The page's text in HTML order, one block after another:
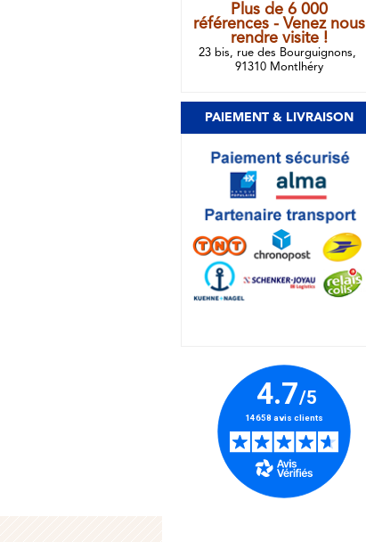
Plus de 6 000
références - Venez nous
rendre visite !
23 bis, rue des Bourguignons,
91310 Montlhéry
PAIEMENT & LIVRAISON